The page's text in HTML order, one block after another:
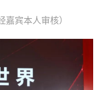
嘉宾本人审核）